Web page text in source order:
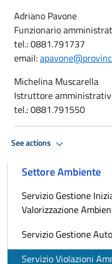
Adriano Pavone
Funzionario
tel.: 0881.791737
email:
Michelina Muscarella
Istruttore
tel.: 0881.791550
See actions
Settore Ambiente
Servizio Gestione
Valorizzazione
Servizio Gestione
Servizio Violazioni